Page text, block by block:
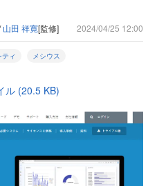
山田 祥寛[監修] 2024/04/25 12:00
ィ メシウス
ル (20.5 KB)